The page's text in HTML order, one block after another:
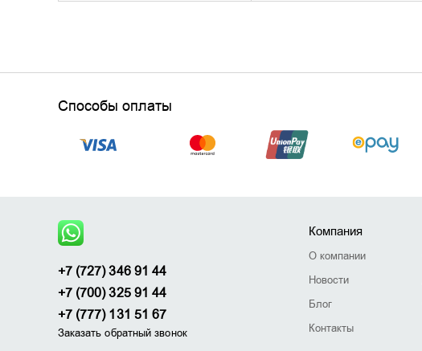
Способы оплаты
+7 (727) 346 91 44
+7 (700) 325 91 44
+7 (777) 131 51 67
Заказать обратный звонок
Компания
О компании
Новости
Блог
Контакты